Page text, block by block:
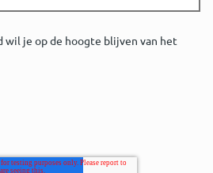
wil je op de hoogte blijven van het